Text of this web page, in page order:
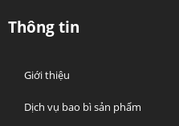
Thông tin
Giới thiệu
Dịch vụ bao bì sản phẩm